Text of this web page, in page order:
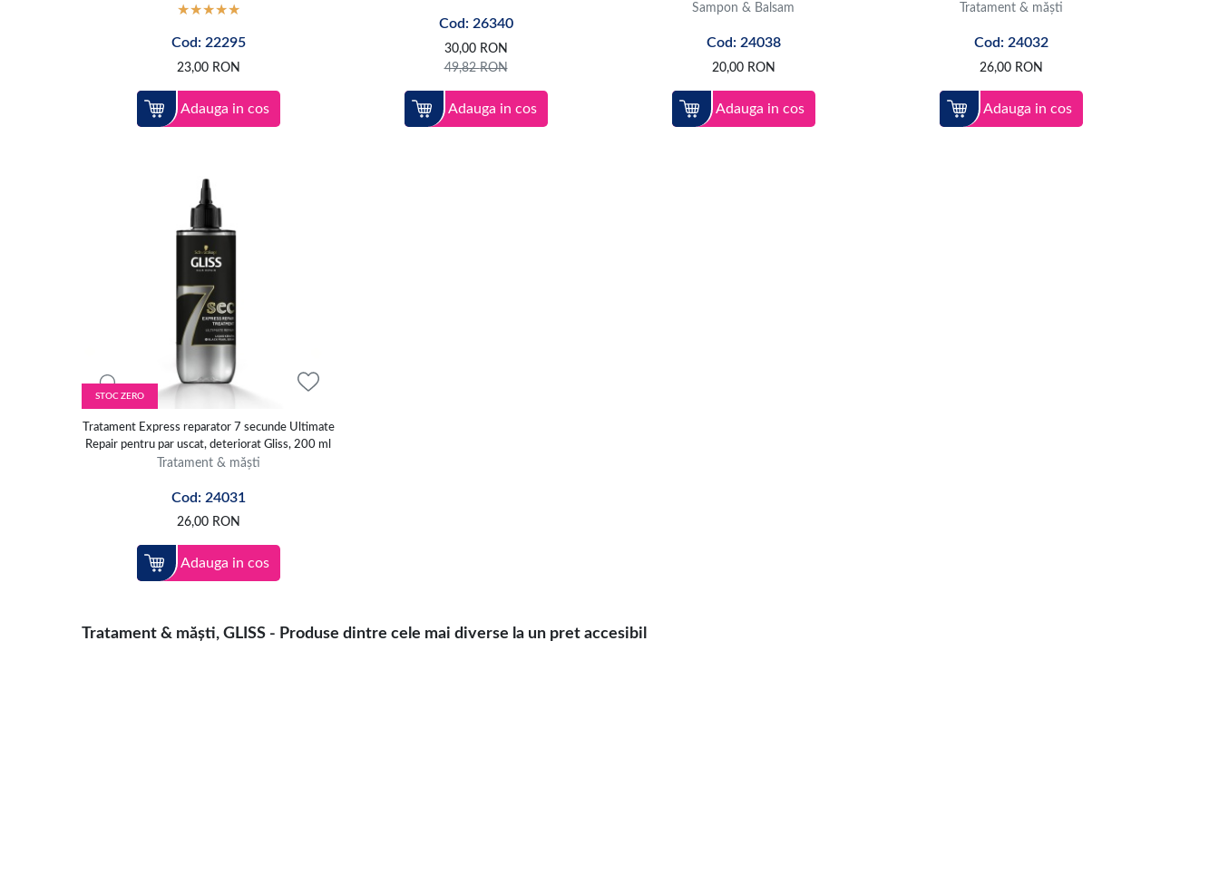
Cod: 22295
23,00 RON
Adauga in cos
Cod: 26340
30,00 RON
49,82RON
Adauga in cos
Sampon & Balsam
Cod: 24038
20,00 RON
Adauga in cos
Tratament & măști
Cod: 24032
26,00 RON
Adauga in cos
STOC ZERO
Tratament Express reparator 7 secunde Ultimate
Repair pentru par uscat, deteriorat Gliss, 200 ml
Tratament & măști
Cod: 24031
26,00 RON
Adauga in cos
Tratament & măști, GLISS - Produse dintre cele mai diverse la un pret accesibil